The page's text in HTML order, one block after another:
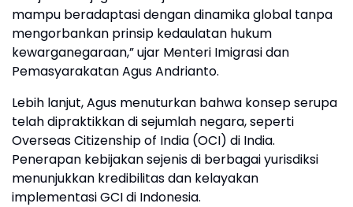
mampu beradaptasi dengan dinamika global tanpa
mengorbankan prinsip kedaulatan hukum
kewarganegaraan,” ujar Menteri Imigrasi dan
Pemasyarakatan Agus Andrianto.
Lebih lanjut, Agus menuturkan bahwa konsep serupa
telah dipraktikkan di sejumlah negara, seperti
Overseas Citizenship of India (OCI) di India.
Penerapan kebijakan sejenis di berbagai yurisdiksi
menunjukkan kredibilitas dan kelayakan
implementasi GCI di Indonesia.